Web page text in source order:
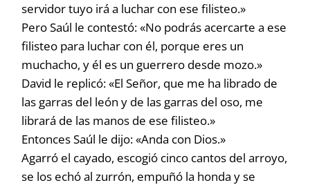
servidor tuyo irá a luchar con ese filisteo.»
Pero Saúl le contestó: «No podrás acercarte a ese
filisteo para luchar con él, porque eres un
muchacho, y él es un guerrero desde mozo.»
David le replicó: «El Señor, que me ha librado de
las garras del león y de las garras del oso, me
librará de las manos de ese filisteo.»
Entonces Saúl le dijo: «Anda con Dios.»
Agarró el cayado, escogió cinco cantos del arroyo,
se los echó al zurrón, empuñó la honda y se